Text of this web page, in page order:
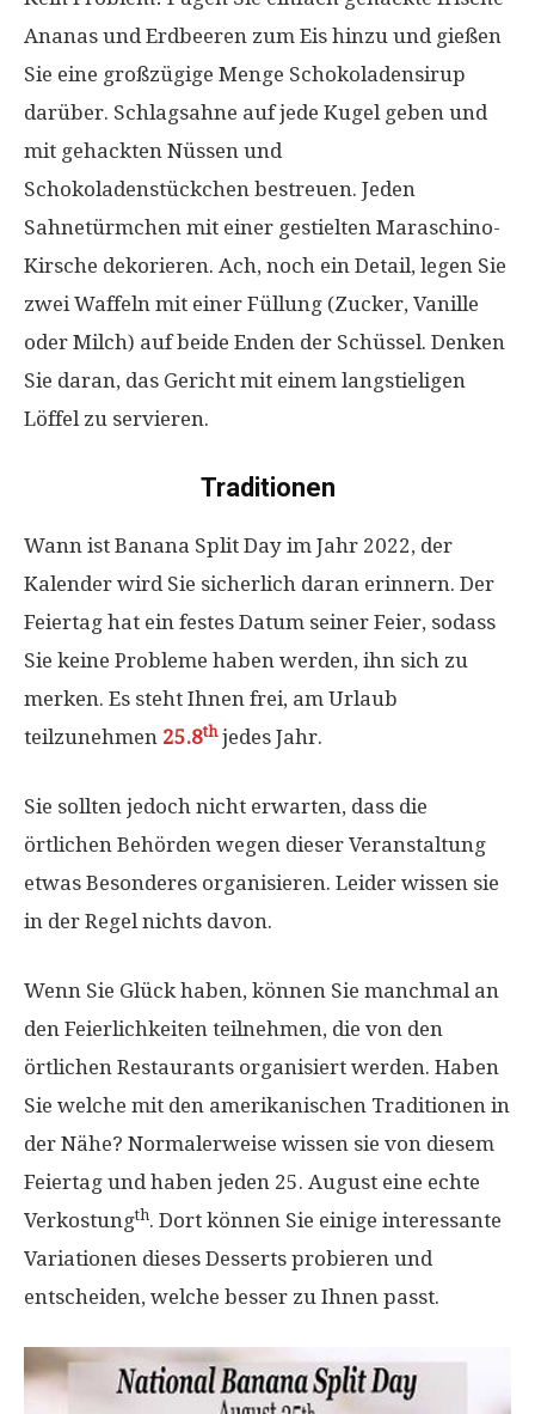
Ananas und Erdbeeren zum Eis hinzu und gießen
Sie eine großzügige Menge Schokoladensirup
darüber. Schlagsahne auf jede Kugel geben und
mit gehackten Nüssen und
Schokoladenstückchen bestreuen. Jeden
Sahnetürmchen mit einer gestielten Maraschino-
Kirsche dekorieren. Ach, noch ein Detail, legen Sie
zwei Waffeln mit einer Füllung (Zucker, Vanille
oder Milch) auf beide Enden der Schüssel. Denken
Sie daran, das Gericht mit einem langstieligen
Löffel zu servieren.
Traditionen
Wann ist Banana Split Day im Jahr 2022, der
Kalender wird Sie sicherlich daran erinnern. Der
Feiertag hat ein festes Datum seiner Feier, sodass
Sie keine Probleme haben werden, ihn sich zu
merken. Es steht Ihnen frei, am Urlaub
teilzunehmen 25.8thjedes Jahr.
Sie sollten jedoch nicht erwarten, dass die
örtlichen Behörden wegen dieser Veranstaltung
etwas Besonderes organisieren. Leider wissen sie
in der Regel nichts davon.
Wenn Sie Glück haben, können Sie manchmal an
den Feierlichkeiten teilnehmen, die von den
örtlichen Restaurants organisiert werden. Haben
Sie welche mit den amerikanischen Traditionen in
der Nähe? Normalerweise wissen sie von diesem
Feiertag und haben jeden 25. August eine echte
Verkostungth. Dort können Sie einige interessante
Variationen dieses Desserts probieren und
entscheiden, welche besser zu Ihnen passt.